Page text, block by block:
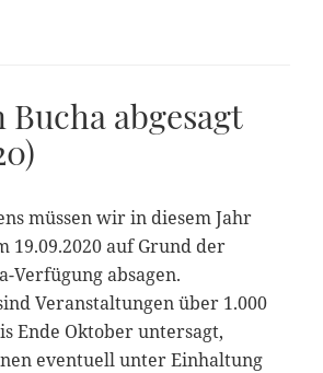
abgesagt
müssen wir in diesem Jahr
19.09.2020 auf Grund der
Verfügung absagen.
Veranstaltungen über 1.000
Ende Oktober untersagt,
eventuell unter Einhaltung